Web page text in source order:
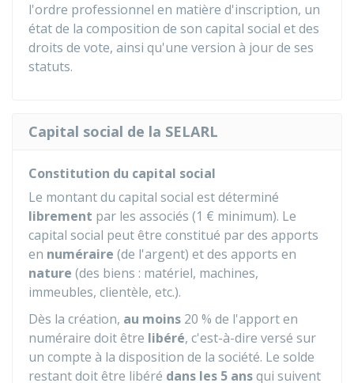
l'ordre professionnel en matière d'inscription, un
état de la composition de son capital social et des
droits de vote, ainsi qu'une version à jour de ses
statuts.
Capital social de la SELARL
Constitution du capital social
Le montant du capital social est déterminé
librement par les associés (1 € minimum). Le
capital social peut être constitué par des apports
en numéraire (de l'argent) et des apports en
nature (des biens : matériel, machines,
immeubles, clientèle, etc.).
Dès la création, au moins 20 % de l'apport en
numéraire doit être libéré, c'est-à-dire versé sur
un compte à la disposition de la société. Le solde
restant doit être libéré dans les 5 ansqui suivent